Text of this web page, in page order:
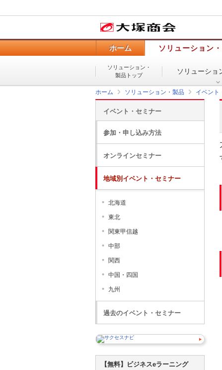
ホーム ソリューション
ソリューション・
製品トップ
ソリューショ
ホーム ソリューション・製品 イベント
イベント・セミナー
参加・申し込み方法
オンラインセミナー
地域別イベント・セミナー
北海道
東北
関東甲信越
中部
関西
中国・四国
九州
過去のイベント・セミナー
【無料】ビジネスeラーニング